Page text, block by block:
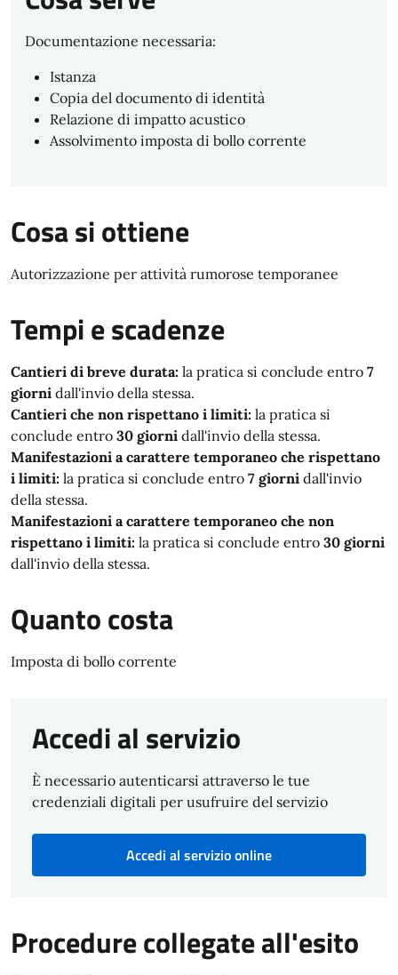
Documentazione necessaria:
Istanza
Copia del documento di identità
Relazione di impatto acustico
Assolvimento imposta di bollo corrente
Cosa si ottiene
Autorizzazione per attività rumorose temporanee
Tempi e scadenze
Cantieri di breve durata: la pratica si conclude entro 7
giorni dall'invio della stessa.
Cantieri che non rispettano i limiti: la pratica si
conclude entro 30 giorni dall'invio della stessa.
Manifestazioni a carattere temporaneo che rispettano
i limiti: la pratica si conclude entro 7 giorni dall'invio
della stessa.
Manifestazioni a carattere temporaneo che non
rispettano i limiti: la pratica si conclude entro 30 giorni
dall'invio della stessa.
Quanto costa
Imposta di bollo corrente
Accedi al servizio
È necessario autenticarsi attraverso le tue
credenziali digitali per usufruire del servizio
Accedi al servizio online
Procedure collegate all'esito